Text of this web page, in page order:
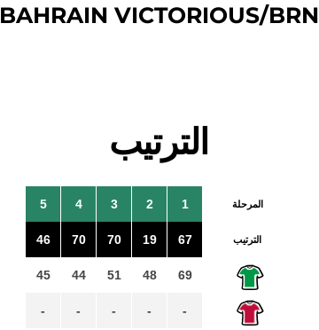
BAHRAIN VICTORIOUS/BRN
الترتيب
المرحلة
الترتيب
1
67
69
-
2
19
48
-
3
70
51
-
4
70
44
-
5
46
45
-